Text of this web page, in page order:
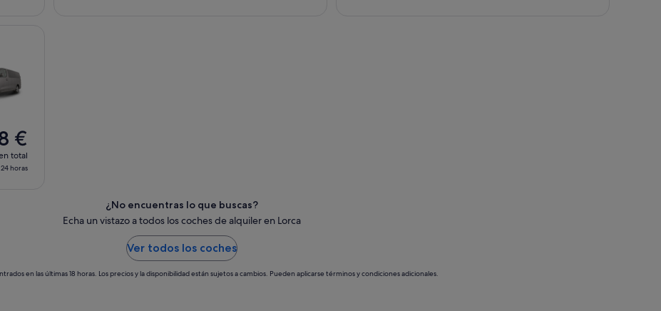
€
total
horas
¿No encuentras lo que buscas?
Echa un vistazo a todos los coches de alquiler en Lorca
Ver todos los coches
en las últimas 18 horas. Los precios y la disponibilidad están sujetos a cambios. Pueden aplicarse términos y condiciones adicionales.